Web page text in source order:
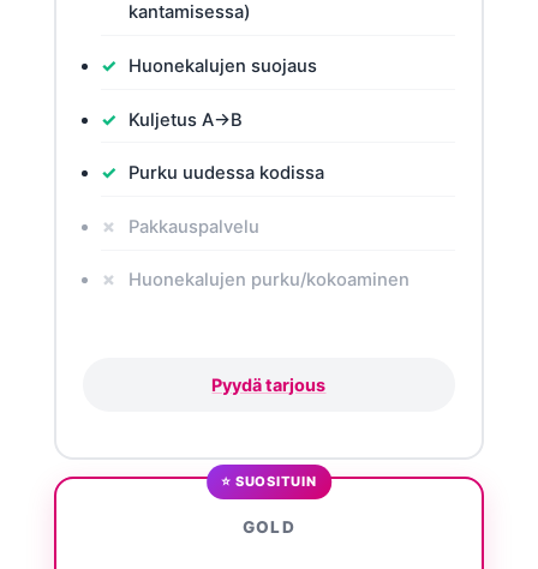
kantamisessa)
Huonekalujen suojaus
Kuljetus A→B
Purku uudessa kodissa
Pakkauspalvelu
Huonekalujen purku/kokoaminen
Pyydä tarjous
⭐ SUOSITUIN
GOLD